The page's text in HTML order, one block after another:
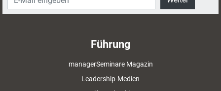
Führung
managerSeminare Magazin
Leadership-Medien